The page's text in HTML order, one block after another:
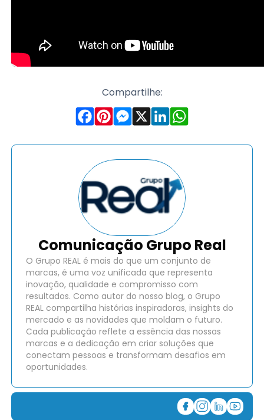
Compartilhe:
Comunicação Grupo Real
O Grupo REAL é mais do que um conjunto de
marcas, é uma voz unificada que representa
inovação, qualidade e compromisso com
resultados. Como autor do nosso blog, o Grupo
REAL compartilha histórias inspiradoras, insights do
mercado e as novidades que moldam o futuro.
Cada publicação reflete a essência das nossas
marcas e a dedicação em criar soluções que
conectam pessoas e transformam desafios em
oportunidades.